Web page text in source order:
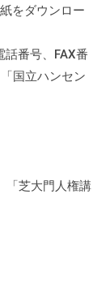
をダウンロー
号、FAX番
国立ハンセン
芝大門人権講